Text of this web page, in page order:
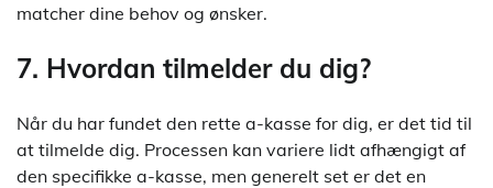
matcher dine behov og ønsker.
7. Hvordan tilmelder du dig?
Når du har fundet den rette a-kasse for dig, er det tid til
at tilmelde dig. Processen kan variere lidt afhængigt af
den specifikke a-kasse, men generelt set er det en